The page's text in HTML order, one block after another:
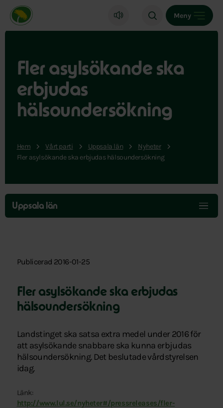
Miljöpartiet de gröna, startsida
Meny
Fler asylsökande ska
erbjudas
hälsoundersökning
Hem Vårt parti Uppsala län
Nyheter
Fler asylsökande ska erbjudas hälsoundersökning
Hoppa
över
menyn
Uppsala län
Publicerad 2016-01-25
Fler asylsökande ska erbjudas
hälsoundersökning
Landstinget ska satsa extra medel under 2016 för
att asylsökande snabbare ska kunna erbjudas
hälsoundersökning. Det beslutade vårdstyrelsen
idag.
Länk:
http://www.lul.se/nyheter#/pressreleases/fler-